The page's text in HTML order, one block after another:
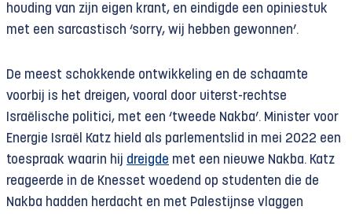
houding van zijn eigen krant, en eindigde een opiniestuk
met een sarcastisch ‘sorry, wij hebben gewonnen’.
De meest schokkende ontwikkeling en de schaamte
voorbij is het dreigen, vooral door uiterst-rechtse
Israëlische politici, met een ‘tweede Nakba’. Minister voor
Energie Israël Katz hield als parlementslid in mei 2022 een
toespraak waarin hij dreigde met een nieuwe Nakba. Katz
reageerde in de Knesset woedend op studenten die de
Nakba hadden herdacht en met Palestijnse vlaggen